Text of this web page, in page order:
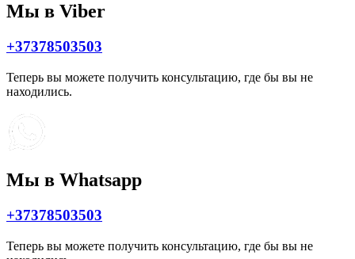
Мы в Viber
+37378503503
Теперь вы можете получить консультацию, где бы вы не
находились.
Мы в Whatsapp
+37378503503
Теперь вы можете получить консультацию, где бы вы не